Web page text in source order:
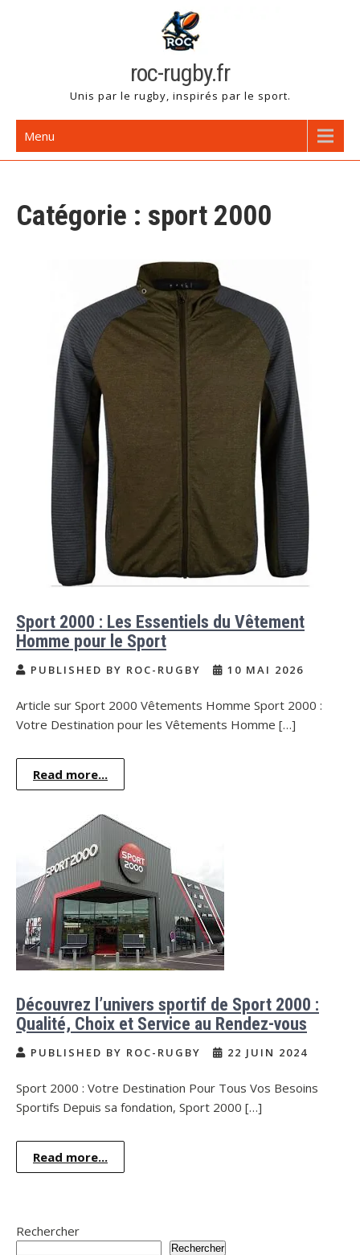
roc-rugby.fr
Unis par le rugby, inspirés par le sport.
Menu
Catégorie : sport 2000
Sport 2000 : Les Essentiels du Vêtement
Homme pour le Sport
PUBLISHED BY ROC-RUGBY 10 MAI 2026
Article sur Sport 2000 Vêtements Homme Sport 2000 :
Votre Destination pour les Vêtements Homme […]
Read more...
Découvrez l’univers sportif de Sport 2000 :
Qualité, Choix et Service au Rendez-vous
PUBLISHED BY ROC-RUGBY 22 JUIN 2024
Sport 2000 : Votre Destination Pour Tous Vos Besoins
Sportifs Depuis sa fondation, Sport 2000 […]
Read more...
Rechercher
Rechercher